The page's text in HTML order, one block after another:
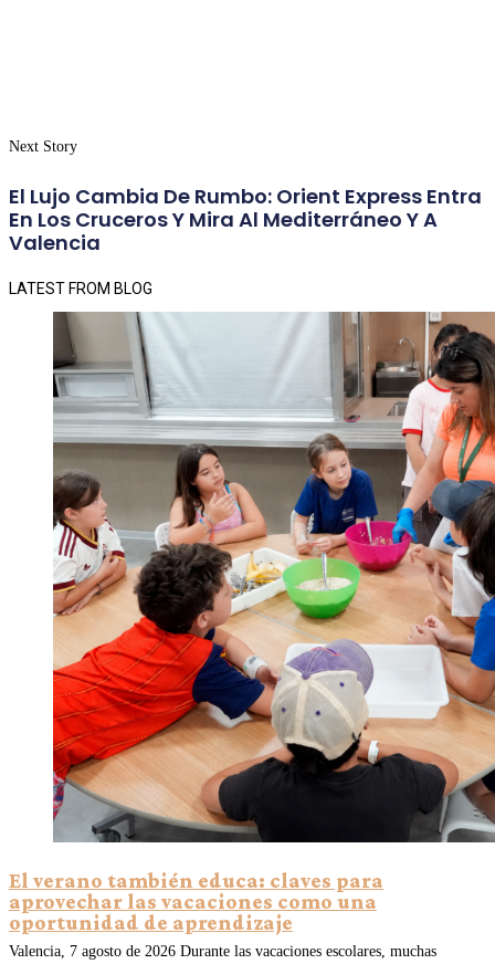
Next Story
El Lujo Cambia De Rumbo: Orient Express Entra
En Los Cruceros Y Mira Al Mediterráneo Y A
Valencia
LATEST FROM BLOG
El verano también educa: claves para
aprovechar las vacaciones como una
oportunidad de aprendizaje
Valencia, 7 agosto de 2026 Durante las vacaciones escolares, muchas